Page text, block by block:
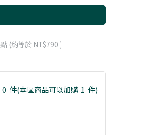
點 (約等於 NT$790 )
0 件(本區商品可以加購 1 件)